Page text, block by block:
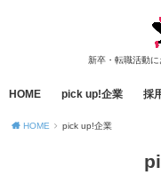
新卒・転職活動
HOME pick up!企業 採
HOME pick up!企業